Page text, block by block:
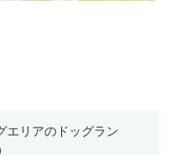
エリアのドッグラン